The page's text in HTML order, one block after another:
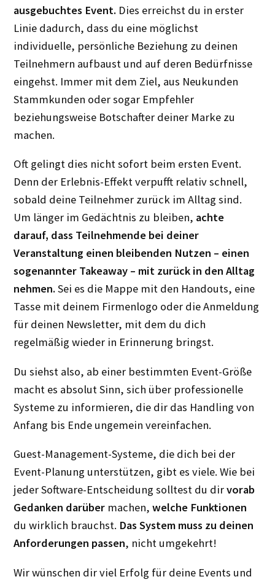
ausgebuchtes Event. Dies erreichst du in erster
Linie dadurch, dass du eine möglichst
individuelle, persönliche Beziehung zu deinen
Teilnehmern aufbaust und auf deren Bedürfnisse
eingehst. Immer mit dem Ziel, aus Neukunden
Stammkunden oder sogar Empfehler
beziehungsweise Botschafter deiner Marke zu
machen.
Oft gelingt dies nicht sofort beim ersten Event.
Denn der Erlebnis-Effekt verpufft relativ schnell,
sobald deine Teilnehmer zurück im Alltag sind.
Um länger im Gedächtnis zu bleiben, achte
darauf, dass Teilnehmende bei deiner
Veranstaltung einen bleibenden Nutzen – einen
sogenannter Takeaway – mit zurück in den Alltag
nehmen.Sei es die Mappe mit den Handouts, eine
Tasse mit deinem Firmenlogo oder die Anmeldung
für deinen Newsletter, mit dem du dich
regelmäßig wieder in Erinnerung bringst.
Du siehst also, ab einer bestimmten Event-Größe
macht es absolut Sinn, sich über professionelle
Systeme zu informieren, die dir das Handling von
Anfang bis Ende ungemein vereinfachen.
Guest-Management-Systeme, die dich bei der
Event-Planung unterstützen, gibt es viele. Wie bei
jeder Software-Entscheidung solltest du dirvorab
Gedanken darüber machen,welche Funktionen
du wirklich brauchst. Das System muss zu deinen
Anforderungen passen, nicht umgekehrt!
Wir wünschen dir viel Erfolg für deine Events und